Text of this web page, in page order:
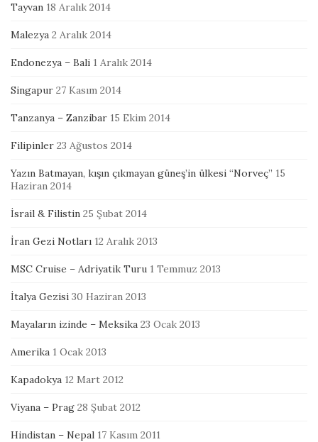
Tayvan 18 Aralık 2014
Malezya 2 Aralık 2014
Endonezya – Bali 1 Aralık 2014
Singapur 27 Kasım 2014
Tanzanya – Zanzibar 15 Ekim 2014
Filipinler 23 Ağustos 2014
Yazın Batmayan, kışın çıkmayan güneş’in ülkesi “Norveç” 15
Haziran 2014
İsrail & Filistin 25 Şubat 2014
İran Gezi Notları 12 Aralık 2013
MSC Cruise – Adriyatik Turu 1 Temmuz 2013
İtalya Gezisi 30 Haziran 2013
Mayaların izinde – Meksika 23 Ocak 2013
Amerika 1 Ocak 2013
Kapadokya 12 Mart 2012
Viyana – Prag 28 Şubat 2012
Hindistan – Nepal 17 Kasım 2011